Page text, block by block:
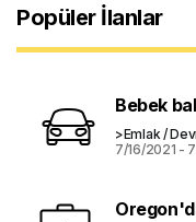
Popüler İlanlar
Bebek
>Emlak /
7/16/2021 -